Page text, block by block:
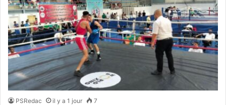
PSRedac il y a 1 jour 7